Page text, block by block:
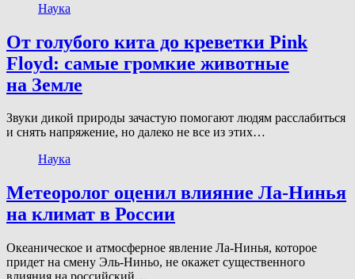
Наука
От голубого кита до креветки Pink
Floyd: самые громкие животные
на Земле
Звуки дикой природы зачастую помогают людям расслабиться
и снять напряжение, но далеко не все из этих…
Наука
Метеоролог оценил влияние Ла-Нинья
на климат в России
Океаническое и атмосферное явление Ла-Нинья, которое
придет на смену Эль-Ниньо, не окажет существенного